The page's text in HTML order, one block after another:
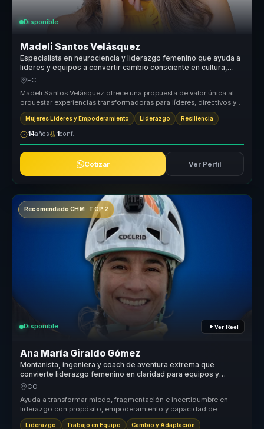
Disponible
Madeli Santos Velásquez
Especialista en neurociencia y liderazgo femenino que ayuda a
lideres y equipos a convertir cambio consciente en cultura,
resiliencia y empoderamiento.
EC
Madeli Santos Velásquez ofrece una propuesta de valor única al
orquestar experiencias transformadoras para líderes, directivos y
responsa...
Mujeres Líderes y Empoderamiento Liderazgo Resiliencia
14años 1conf.
Cotizar Ver Perfil
Recomendado CHM · TOP 2
Disponible Ver Reel
Ana María Giraldo Gómez
Montanista, ingeniera y coach de aventura extrema que
convierte liderazgo femenino en claridad para equipos y
mujeres lideres.
CO
Ayuda a transformar miedo, fragmentación e incertidumbre en
liderazgo con propósito, empoderamiento y capacidad de
avanzar paso a paso ha...
Liderazgo Trabajo en Equipo Cambio y Adaptación